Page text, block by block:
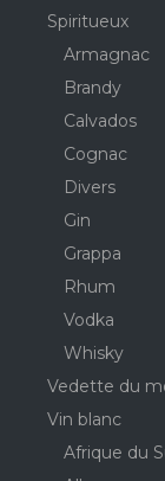
Spiritueux
Armagnac
Brandy
Calvados
Cognac
Divers
Gin
Grappa
Rhum
Vodka
Whisky
Vedette du
Vin blanc
Afrique du